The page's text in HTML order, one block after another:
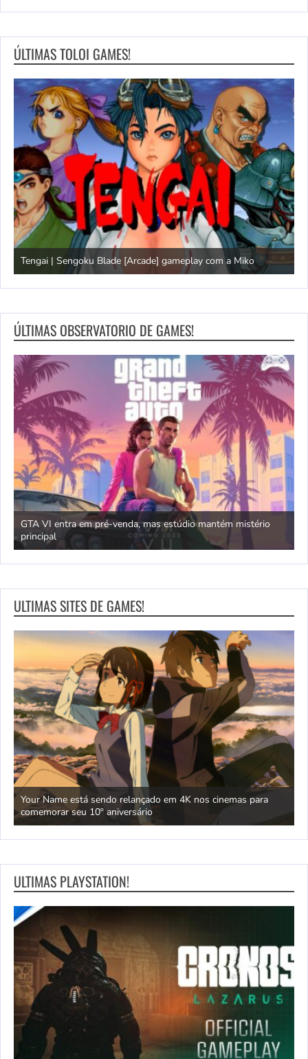
ÚLTIMAS TOLOI GAMES!
Tengai | Sengoku Blade [Arcade] gameplay com a Miko
ÚLTIMAS OBSERVATORIO DE GAMES!
GTA VI entra em pré-venda, mas estúdio mantém mistério
principal
ULTIMAS SITES DE GAMES!
e Your Name está sendo relançado em 4K nos cinemas para
comemorar seu 10º aniversário
ULTIMAS PLAYSTATION!